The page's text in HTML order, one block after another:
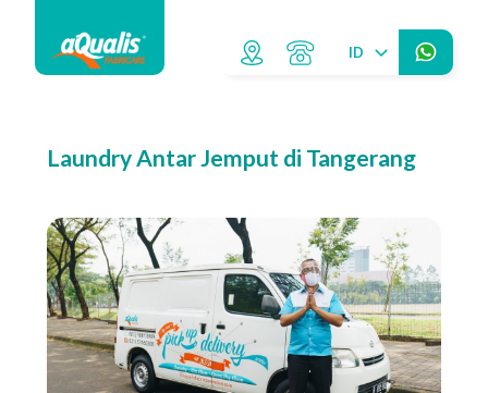
ID
Laundry Antar Jemput di Tangerang